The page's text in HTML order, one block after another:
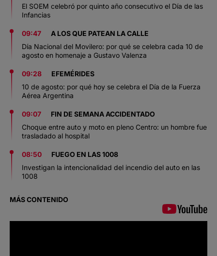
El SOEM celebró por quinto año consecutivo el Día de las
Infancias
09:47
A LOS QUE PATEAN LA CALLE
Día Nacional del Movilero: por qué se celebra cada 10 de
agosto en homenaje a Gustavo Valenza
09:28
EFEMÉRIDES
10 de agosto: por qué hoy se celebra el Día de la Fuerza
Aérea Argentina
09:07
FIN DE SEMANA ACCIDENTADO
Choque entre auto y moto en pleno Centro: un hombre fue
trasladado al hospital
08:50
FUEGO EN LAS 1008
Investigan la intencionalidad del incendio del auto en las
1008
MÁS CONTENIDO